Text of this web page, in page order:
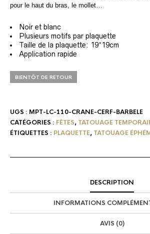
pour le haut du bras, le mollet…
Noir et blanc
Plusieurs motifs par plaquette
Taille de la plaquette: 19*19cm
Application rapide
BIENTÔT DE RETOUR
UGS : MPT-LC-110-CRANE-CERF-BARBELE
CATÉGORIES : FÊTES, TATOUAGE
ÉTIQUETTES : PLAQUETTE, TATOUAGE
DESCRIPTION
INFORMATIONS
AVIS (0)